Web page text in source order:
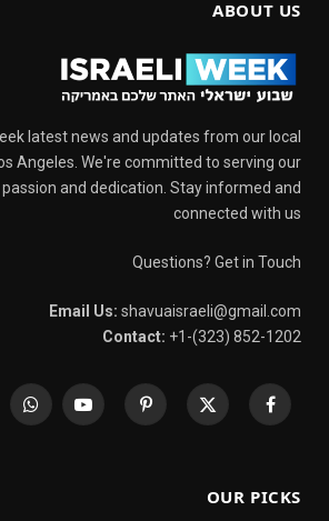
ABOUT US
latest news and updates from our local
Angeles. We're committed to serving our
and dedication. Stay informed and
connected with us
Questions? Get in Touch
Email Us: shavuaisraeli@gmail.com
Contact: +1-(323) 852-1202
Facebook
X
Pinterest
YouTube
OUR PICKS